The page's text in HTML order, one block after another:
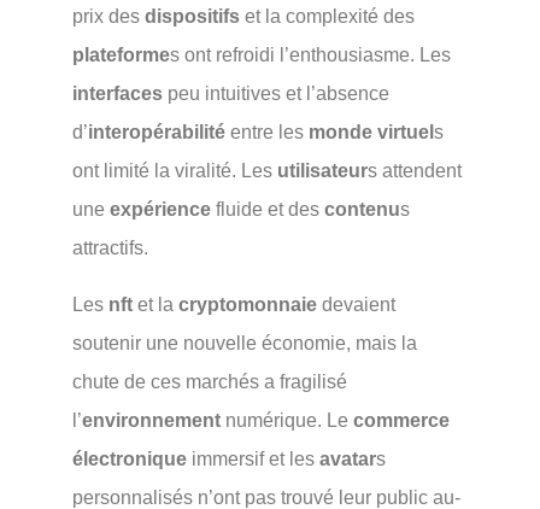
prix des dispositifs et la complexité des
plateformes ont refroidi l’enthousiasme. Les
interfaces peu intuitives et l’absence
d’interopérabilité entre les monde virtuel s
ont limité la viralité. Les utilisateurs attendent
une expérience fluide et des contenus
attractifs.
Les nft et la cryptomonnaie devaient
soutenir une nouvelle économie, mais la
chute de ces marchés a fragilisé
l’environnement numérique. Le commerce
électronique immersif et les avatars
personnalisés n’ont pas trouvé leur public au-